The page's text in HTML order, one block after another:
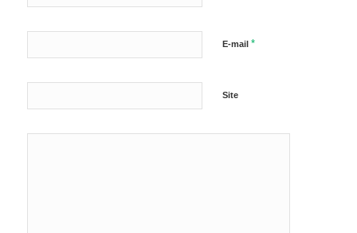
E-mail *
Site